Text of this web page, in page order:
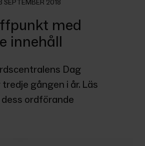
SEPTEMBER 2018
med
innehåll
Dag
gången i år. Läs
ordförande